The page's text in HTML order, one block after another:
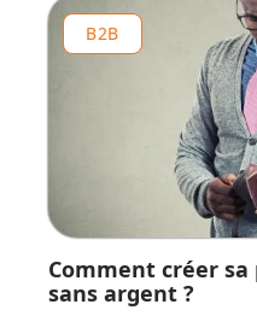
B2B
Comment créer
sans argent ?